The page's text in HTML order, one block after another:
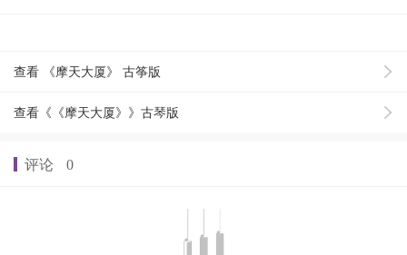
查看 《摩天大厦》 古筝版
查看《《摩天大厦》》古琴版
评论 0